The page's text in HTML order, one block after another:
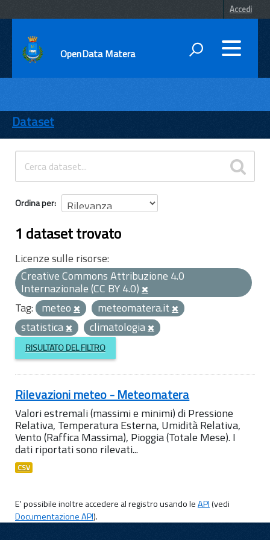
Accedi
OpenData Matera
ENTI
TEMI
INFORMAZIONI
Dataset
Ordina per
1 dataset trovato
Licenze sulle risorse:
Creative Commons Attribuzione 4.0
Internazionale (CC BY 4.0)
Tag: meteo
meteomatera.it
statistica
climatologia
RISULTATO DEL FILTRO
Rilevazioni meteo - Meteomatera
Valori estremali (massimi e minimi) di Pressione
Relativa, Temperatura Esterna, Umidità Relativa,
Vento (Raffica Massima), Pioggia (Totale Mese). I
dati riportati sono rilevati...
CSV
E' possibile inoltre accedere al registro usando leAPI(vedi
Documentazione API).